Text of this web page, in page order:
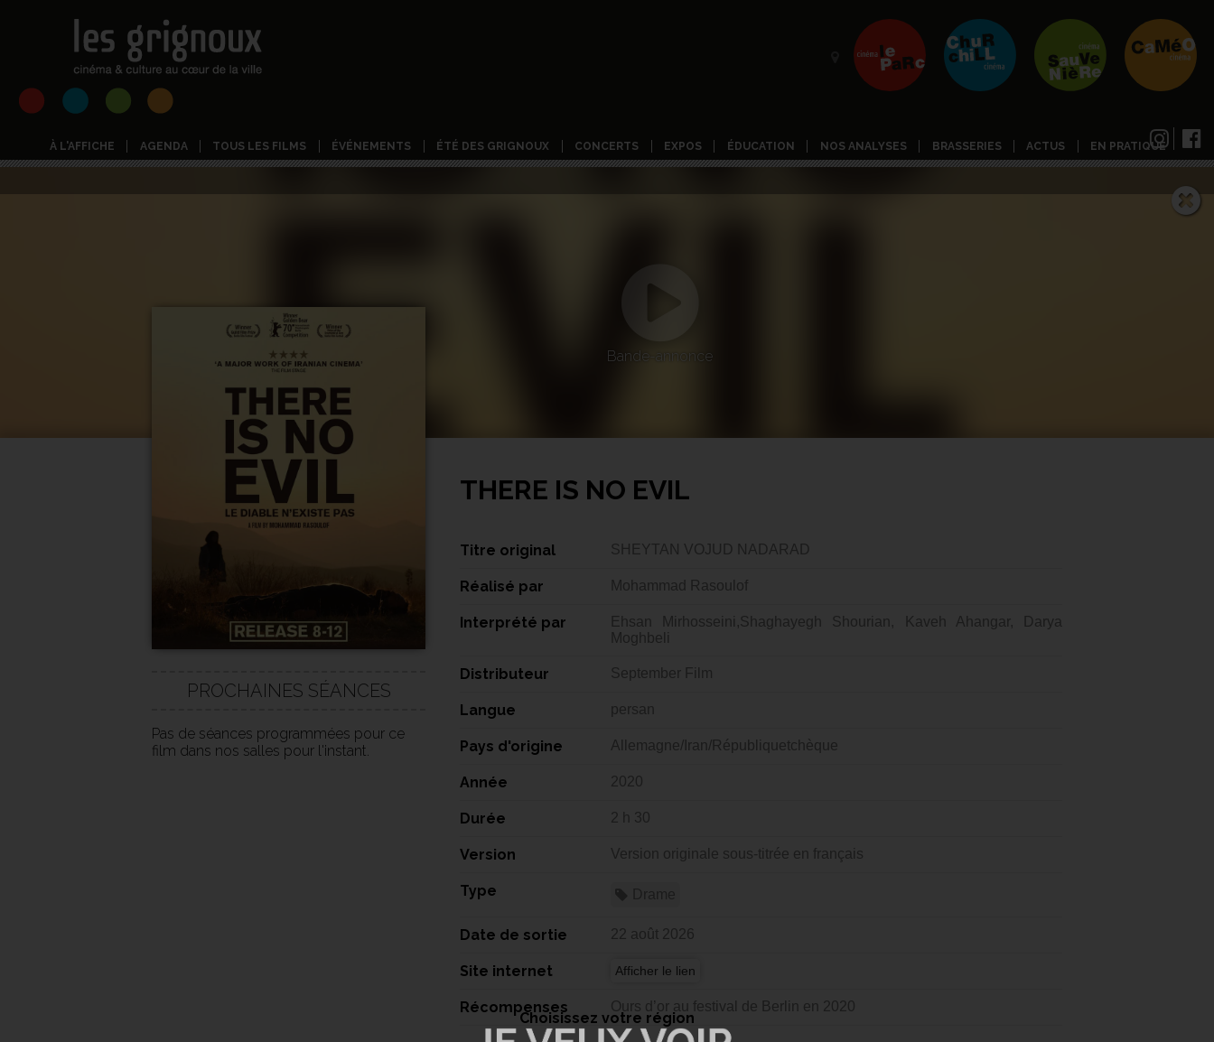
À L'AFFICHE AGENDA TOUS LES FILMS ÉVÉNEMENTS ÉTÉ DES GRIGNOUX CONCERTS EXPOS ÉDUCATION NOS ANALYSES BRASSERIES ACTUS EN PRATIQUE
Bande-annonce
PROCHAINES SÉANCES
Pas de séances programmées pour ce
film dans nos salles pour l'instant.
THERE IS NO EVIL
Titre original SHEYTAN VOJUD NADARAD
Réalisé par Mohammad Rasoulof
Interprété par
Ehsan Mirhosseini,Shaghayegh Shourian, Kaveh Ahangar, Darya
Moghbeli
Distributeur September Film
Langue persan
Pays d'origine Allemagne/Iran/Républiquetchèque
Année 2020
Durée 2 h 30
Version Version originale sous-titrée en français
Type
Date de sortie 22 août 2026
Site internet Afficher le lien
Récompenses Ours d’or au festival de Berlin en 2020
Choisissez votre région